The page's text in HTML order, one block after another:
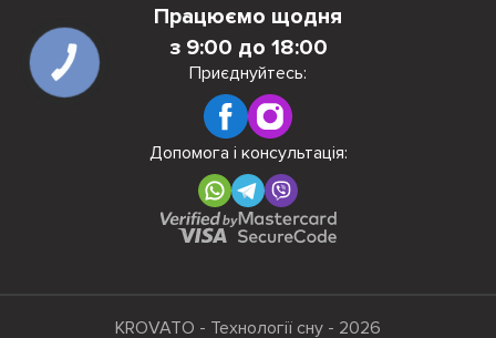
Працюємо щодня
з 9:00 до 18:00
Приєднуйтесь:
Допомога і консультація:
KROVATO - Технології сну - 2026
КНОПКА
ЗВ'ЯЗКУ